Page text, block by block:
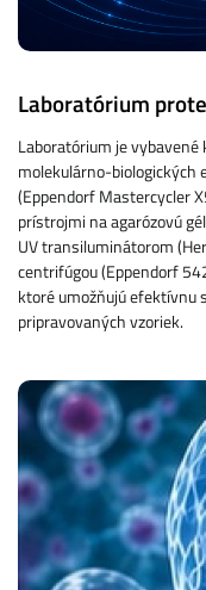
Laboratórium
Laboratórium je
molekulárno-biologických
(Eppendorf Mastercycler
prístrojmi na agarózovú
UV transiluminátorom
centrifúgou (Eppendorf
ktoré umožňujú efektívnu
pripravovaných vzoriek.